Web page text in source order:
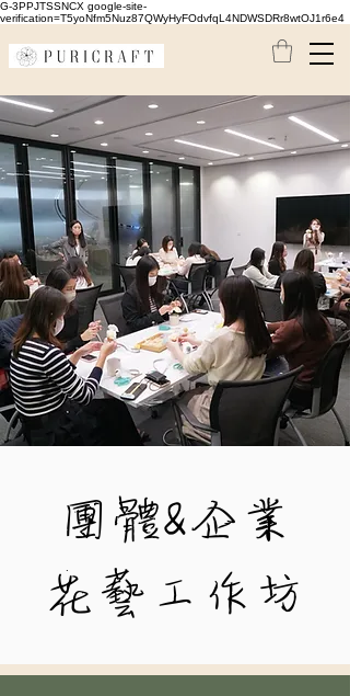
G-3PPJTSSNCX google-site-
verification=T5yoNfm5Nuz87QWyHyFOdvfqL4NDWSDRr8wtOJ1r6e4
團體&企業
花藝工作坊